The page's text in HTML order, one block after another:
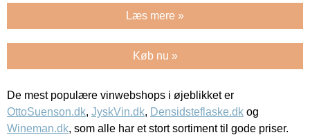
Læs mere »
Køb nu »
De mest populære vinwebshops i øjeblikket er
OttoSuenson.dk, JyskVin.dk, Densidsteflaske.dk og
Wineman.dk, som alle har et stort sortiment til gode priser.